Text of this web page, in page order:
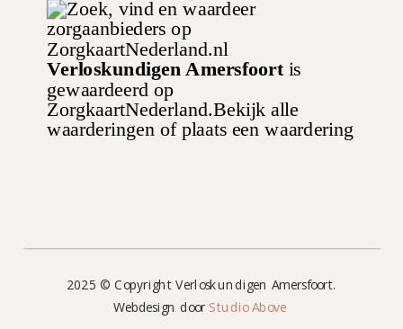
2025 © Copyright Verloskundigen Amersfoort.
Webdesign door Studio Above
Verloskundigen Amersfoortis
gewaardeerd op
ZorgkaartNederland.Bekijk alle
waarderingen of plaats een waardering